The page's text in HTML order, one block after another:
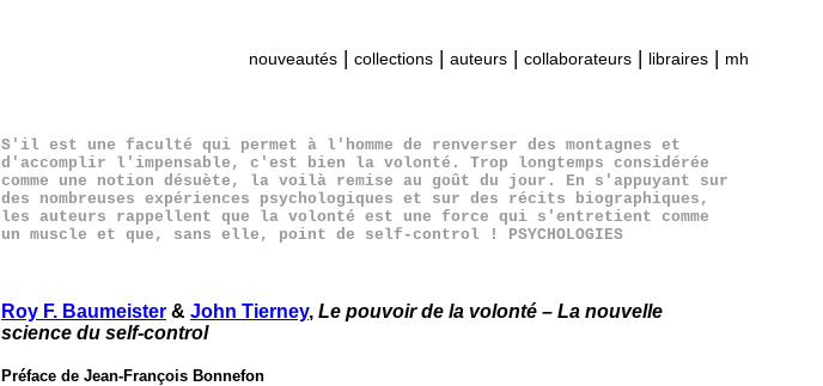
nouveautés | collections | auteurs | collaborateurs | libraires | mh
S'il est une faculté qui permet à l'homme de renverser des montagnes et
d'accomplir l'impensable, c'est bien la volonté. Trop longtemps considérée
comme une notion désuète, la voilà remise au goût du jour. En s'appuyant sur
des nombreuses expériences psychologiques et sur des récits biographiques,
les auteurs rappellent que la volonté est une force qui s'entretient comme
un muscle et que, sans elle, point de self-control ! PSYCHOLOGIES
Roy F. Baumeister & John Tierney, Le pouvoir de la volonté – La nouvelle
science du self-control
Préface de Jean-François Bonnefon